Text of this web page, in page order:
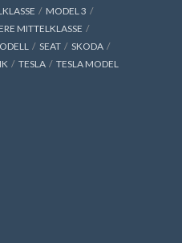
MODEL 3
MITTELKLASSE
SEAT
SKODA
TESLA
TESLA MODEL